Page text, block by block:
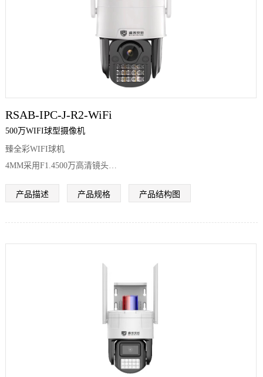
RSAB-IPC-J-R2-WiFi
500万WIFI球型摄像机
臻全彩WIFI球机
4MM采用F1.4500万高清镜头
6MM采用F1.8
500万高清镜头
产品描述 产品规格 产品结构图